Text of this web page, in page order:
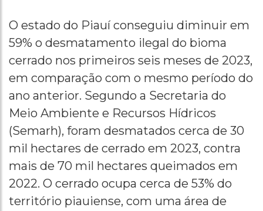
O estado do Piauí conseguiu diminuir em
59% o desmatamento ilegal do bioma
cerrado nos primeiros seis meses de 2023,
em comparação com o mesmo período do
ano anterior. Segundo a Secretaria do
Meio Ambiente e Recursos Hídricos
(Semarh), foram desmatados cerca de 30
mil hectares de cerrado em 2023, contra
mais de 70 mil hectares queimados em
2022. O cerrado ocupa cerca de 53% do
território piauiense, com uma área de